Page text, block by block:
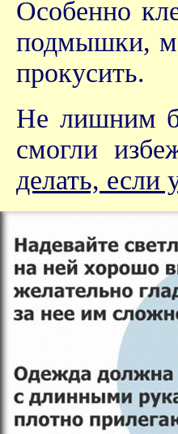
Особенно
подмышки,
прокусить.
Не лишним
смогли
делать, если